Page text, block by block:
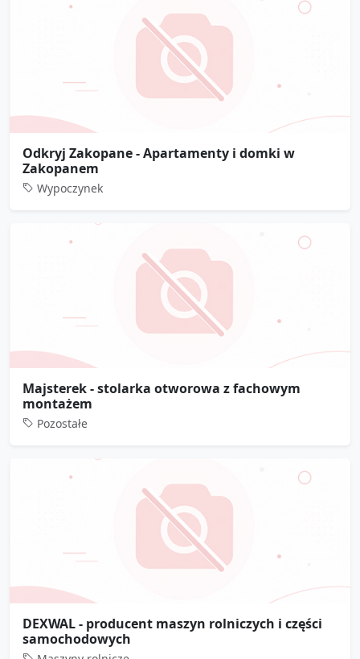
Odkryj Zakopane - Apartamenty i domki w
Zakopanem
Wypoczynek
Majsterek - stolarka otworowa z fachowym
montażem
Pozostałe
DEXWAL - producent maszyn rolniczych i części
samochodowych